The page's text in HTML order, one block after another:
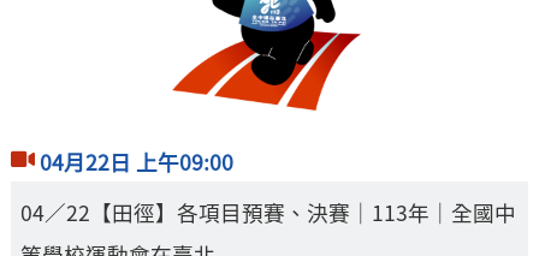
04月22日 上午09:00
04／22【田徑】各項目預賽、決賽｜113年｜全國中